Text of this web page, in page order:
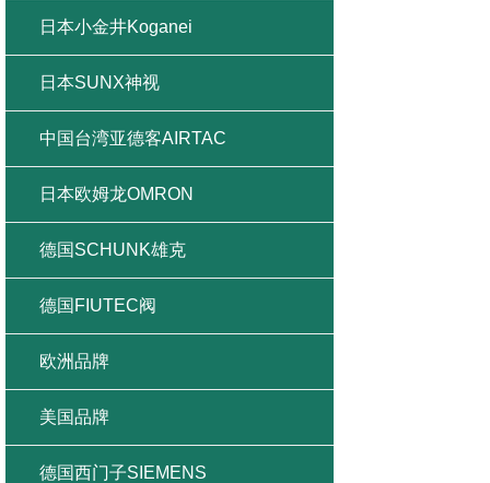
日本小金井Koganei
日本SUNX神视
中国台湾亚德客AIRTAC
日本欧姆龙OMRON
德国SCHUNK雄克
德国FIUTEC阀
欧洲品牌
美国品牌
德国西门子SIEMENS